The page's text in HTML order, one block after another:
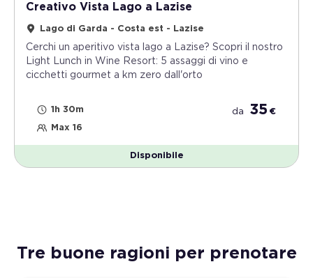
Creativo Vista Lago a Lazise
Lago di Garda - Costa est - Lazise
Cerchi un aperitivo vista lago a Lazise? Scopri il nostro
Light Lunch in Wine Resort: 5 assaggi di vino e
cicchetti gourmet a km zero dall'orto
1h 30m
Max 16
da 35 €
Disponibile
Tre buone ragioni per prenotare